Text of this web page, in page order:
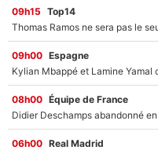
09h15 Top14
09h00 Espagne
08h00 Équipe de France
06h00 Real Madrid